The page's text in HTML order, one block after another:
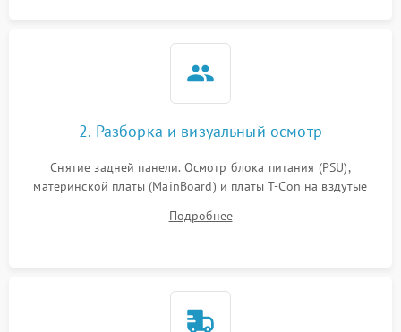
2. Разборка и визуальный осмотр
Снятие задней панели. Осмотр блока питания (PSU),
материнской платы (MainBoard) и платы T-Con на вздутые
Проверка надежности фиксации и целостности шлейфов.
Подробнее